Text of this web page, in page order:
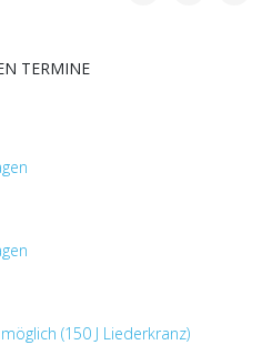
TERMINE
(150 J Liederkranz)